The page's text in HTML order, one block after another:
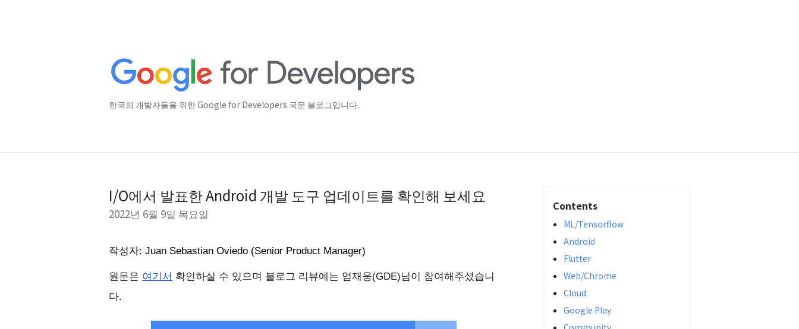
한국의 개발자들을 위한 Google for Developers 국문 블로그입니다.
I/O에서 발표한 Android 개발 도구 업데이트를 확인해 보세요
2022년 6월 9일 목요일
작성자: Juan Sebastian Oviedo (Senior Product Manager)
원문은 여기서 확인하실 수 있으며 블로그 리뷰에는 엄재웅(GDE)님이 참여해주셨습니
다.
Contents
ML/Tensorflow
Android
Flutter
Web/Chrome
Cloud
Google Play